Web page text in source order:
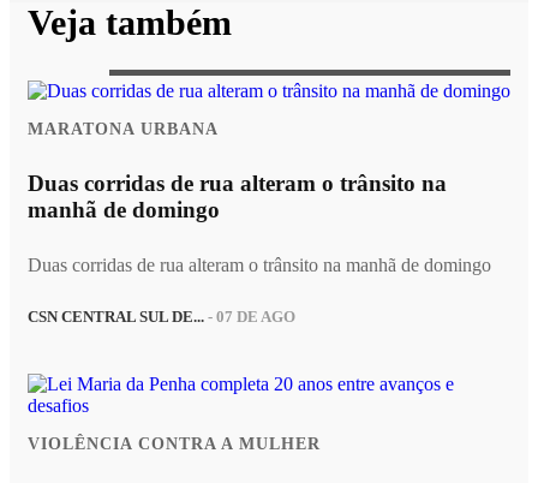
Veja também
MARATONA URBANA
Duas corridas de rua alteram o trânsito na
manhã de domingo
Duas corridas de rua alteram o trânsito na manhã de domingo
CSN CENTRAL SUL DE... - 07 DE AGO
VIOLÊNCIA CONTRA A MULHER